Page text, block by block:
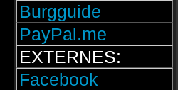
Burgguide
PayPal.me
EXTERNES:
Facebook